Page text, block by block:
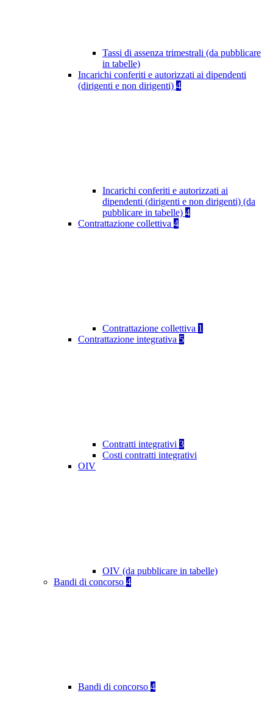
Tassi di assenza trimestrali (da pubblicare
in tabelle)
Incarichi conferiti e autorizzati ai dipendenti
(dirigenti e non dirigenti) 4
Incarichi conferiti e autorizzati ai
dipendenti (dirigenti e non dirigenti) (da
pubblicare in tabelle) 4
Contrattazione collettiva 4
Contrattazione collettiva 1
Contrattazione integrativa 5
Contratti integrativi 3
Costi contratti integrativi
OIV
OIV (da pubblicare in tabelle)
Bandi di concorso 4
Bandi di concorso 4